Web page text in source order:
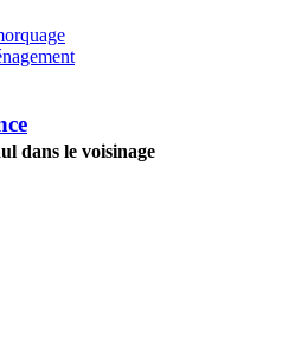
dans le voisinage